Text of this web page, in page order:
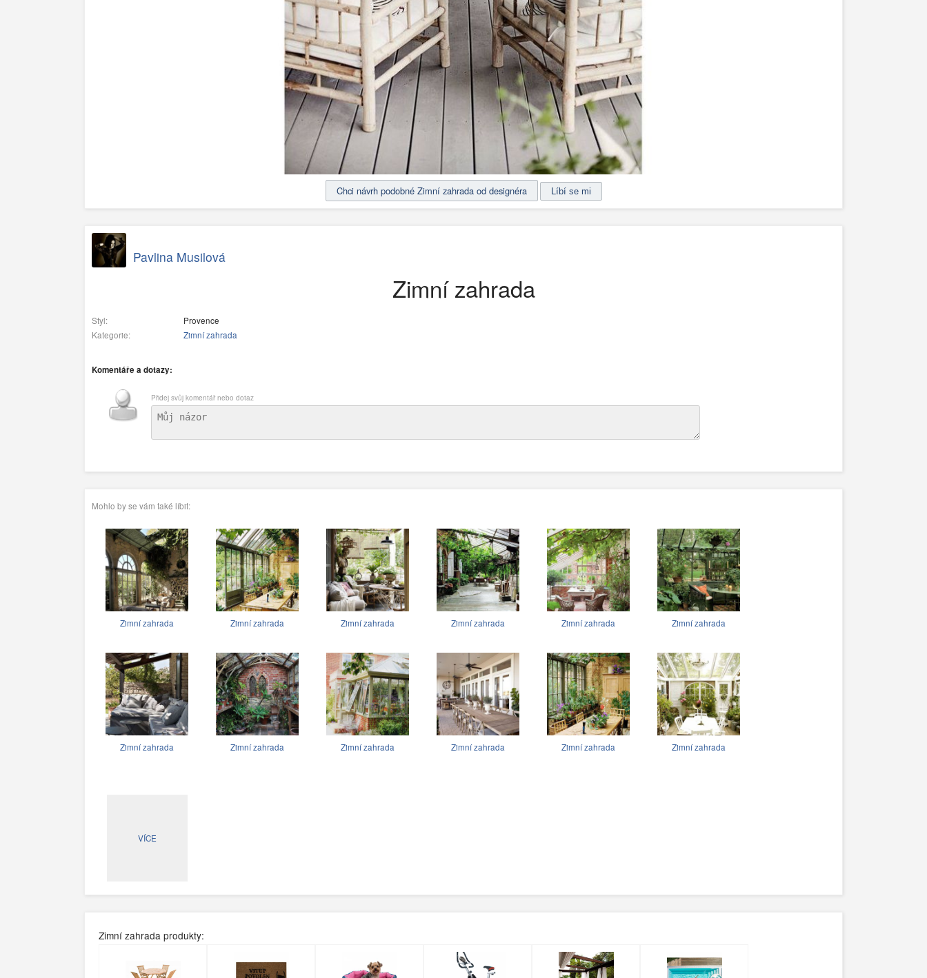
Chci návrh podobné Zimní zahrada od designéra
Pavlina Musilová
Zimní zahrada
Styl:
Provence
Kategorie:
Zimní zahrada
Komentáře a dotazy:
Přidej svůj komentář nebo dotaz
Mohlo by se vám také líbit:
Zimní zahrada Zimní zahrada Zimní zahrada Zimní zahrada Zimní zahrada Zimní zahrada
Zimní zahrada Zimní zahrada Zimní zahrada Zimní zahrada Zimní zahrada Zimní zahrada
VÍCE
Zimní zahrada produkty: